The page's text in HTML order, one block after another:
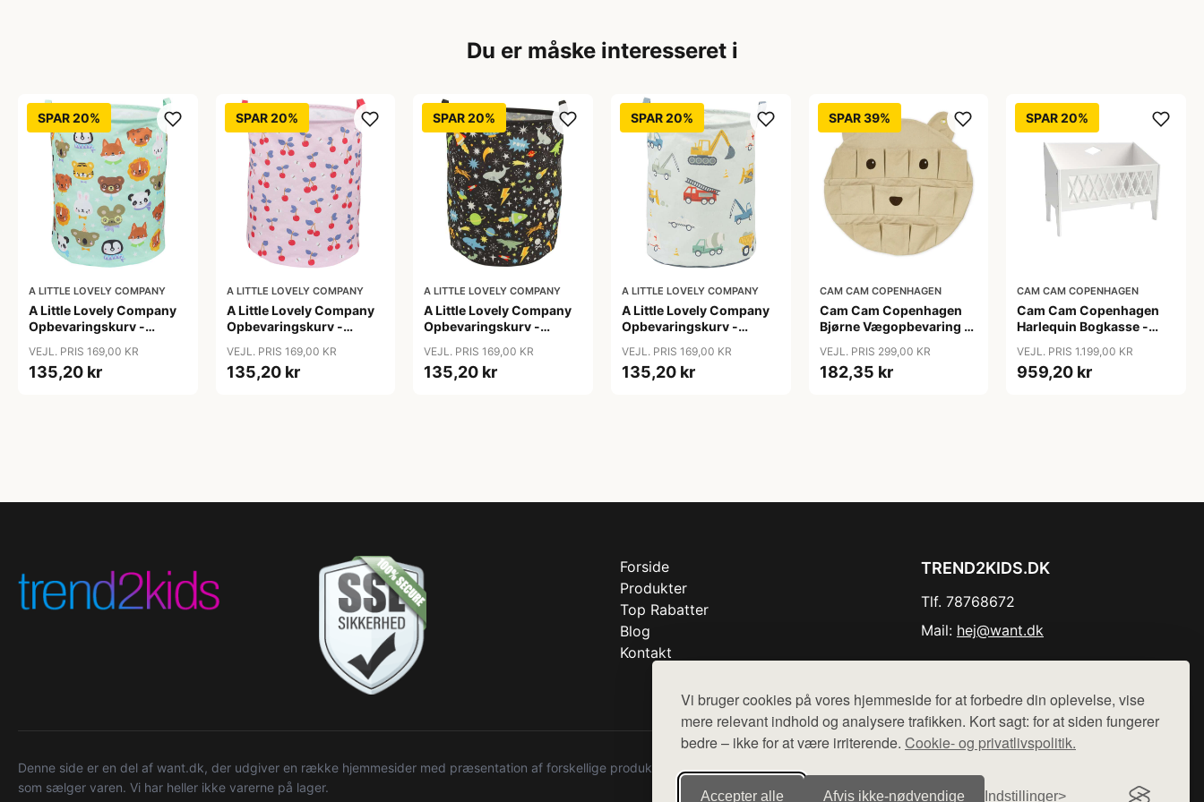
Vi bruger cookies på vores hjemmeside for at forbedre din oplevelse, vise
mere relevant indhold og analysere trafikken. Kort sagt: for at siden fungerer
bedre – ikke for at være irriterende. Cookie- og privatlivspolitik.
Accepter alle Afvis ikke‑nødvendige Indstillinger
Du er måske interesseret i
SPAR 20%
A LITTLE LOVELY COMPANY
A Little Lovely Company
Opbevaringskurv -
VEJL. PRIS 169,00 KR
135,20 kr
SPAR 20%
A LITTLE LOVELY COMPANY
A Little Lovely Company
Opbevaringskurv -
VEJL. PRIS 169,00 KR
135,20 kr
SPAR 20%
A LITTLE LOVELY COMPANY
A Little Lovely Company
Opbevaringskurv -
VEJL. PRIS 169,00 KR
135,20 kr
SPAR 20%
A LITTLE LOVELY COMPANY
A Little Lovely Company
Opbevaringskurv -
VEJL. PRIS 169,00 KR
135,20 kr
SPAR 39%
CAM CAM COPENHAGEN
Cam Cam Copenhagen
Bjørne Vægopbevaring -
VEJL. PRIS 299,00 KR
182,35 kr
SPAR 20%
CAM CAM COPENHAGEN
Cam Cam Copenhagen
Harlequin Bogkasse -
VEJL. PRIS 1.199,00 KR
959,20 kr
Forside
Produkter
Top Rabatter
Blog
Kontakt
TREND2KIDS.DK
Tlf. 78768672
Mail: hej@want.dk
Denne side er en del af want.dk, der udgiver en række hjemmesider med præsentation af forskellige produkter fra diverse webshops. Der sælges ikke varer fra denne side - vi henviser til de shops,
som sælger varen. Vi har heller ikke varerne på lager.